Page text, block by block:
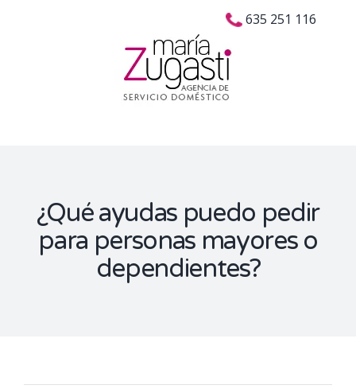
635 251 116
¿Qué ayudas puedo pedir
para personas mayores o
dependientes?